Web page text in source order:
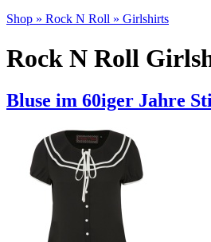
Shop » Rock N Roll » Girlshirts
Rock N Roll
Bluse im 60iger Jahre